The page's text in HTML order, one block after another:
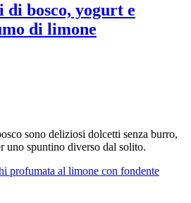
bosco, yogurt e
di limone
sono deliziosi dolcetti senza burro,
uno spuntino diverso dal solito.